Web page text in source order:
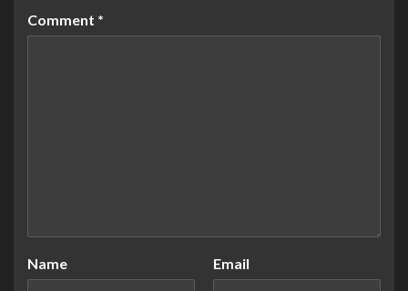
Comment *
Name Email